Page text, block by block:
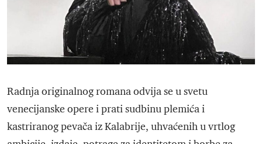
Radnja originalnog romana odvija se u svetu
venecijanske opere i prati sudbinu plemića i
kastriranog pevača iz Kalabrije, uhvaćenih u vrtlog